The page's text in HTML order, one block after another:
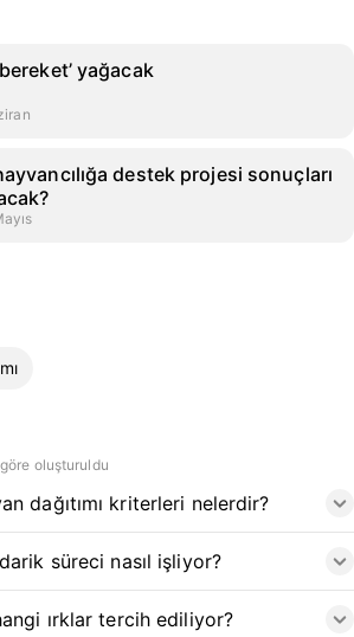
yağacak
destek projesi sonuçları
oluşturuldu
dağıtımı kriterleri nelerdir?
süreci nasıl işliyor?
ırklar tercih ediliyor?